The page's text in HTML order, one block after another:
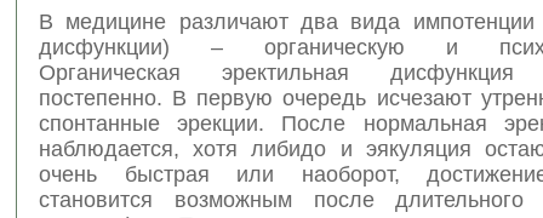
В медицине различают два вида импотенции
дисфункции) – органическую и
Органическая эректильная дисфункция
постепенно. В первую очередь исчезают
спонтанные эрекции. После нормальная
наблюдается, хотя либидо и эякуляция
очень быстрая или наоборот,
становится возможным после длительного